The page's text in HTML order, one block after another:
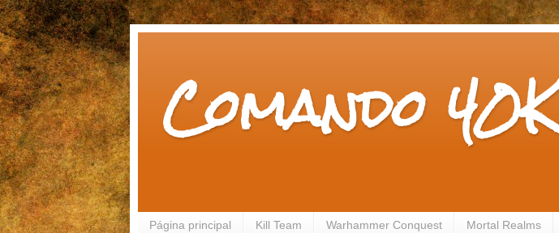
Comando 40K
Página principal Kill Team Warhammer Conquest Mortal Realms